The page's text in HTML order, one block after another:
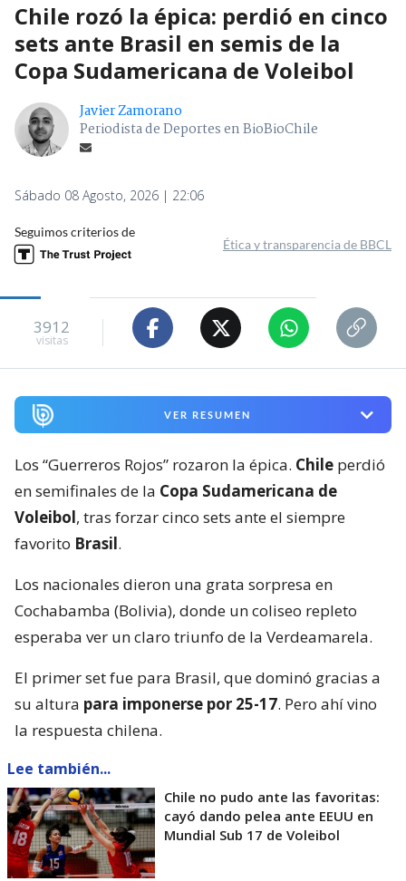
Chile rozó la épica: perdió en cinco
sets ante Brasil en semis de la
Copa Sudamericana de Voleibol
Javier Zamorano
Periodista de Deportes en BioBioChile
Sábado 08 Agosto, 2026 | 22:06
Seguimos criterios de
Ética y transparencia de BBCL
3912
visitas
VER RESUMEN
Los “Guerreros Rojos” rozaron la épica. Chile perdió
en semifinales de la Copa Sudamericana de
Voleibol, tras forzar cinco sets ante el siempre
favorito Brasil.
Los nacionales dieron una grata sorpresa en
Cochabamba (Bolivia), donde un coliseo repleto
esperaba ver un claro triunfo de la Verdeamarela.
El primer set fue para Brasil, que dominó gracias a
su altura para imponerse por 25-17. Pero ahí vino
la respuesta chilena.
Lee también...
Chile no pudo ante las favoritas:
cayó dando pelea ante EEUU en
Mundial Sub 17 de Voleibol